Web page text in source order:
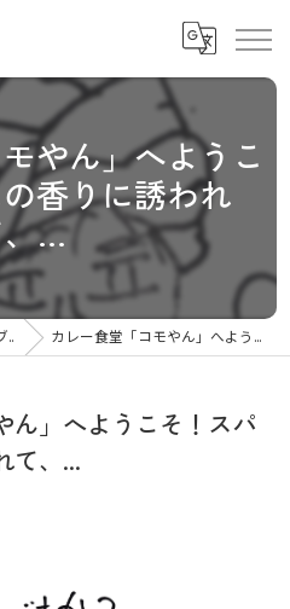
やん」へようこ
香りに誘われ
...
グ カレー食堂「コモやん」へようこそ！スパイスの香りに誘われて、...
ん」へようこそ！スパ
て、...